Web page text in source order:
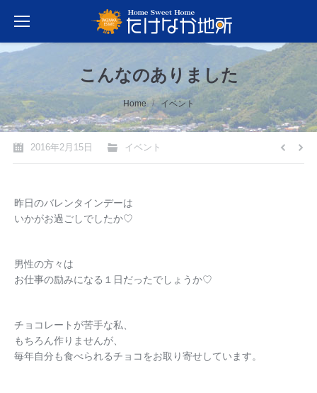
こんなのありました
You are here: Home イベント
2016年2月15日 イベント
昨日のバレンタインデーは
いかがお過ごしでしたか♡
男性の方々は
お仕事の励みになる１日だったでしょうか♡
チョコレートが苦手な私、
もちろん作りませんが、
毎年自分も食べられるチョコをお取り寄せしています。